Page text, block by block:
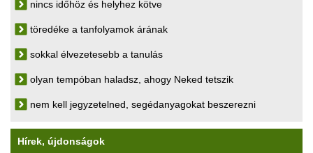
nincs időhöz és helyhez kötve
töredéke a tanfolyamok árának
sokkal élvezetesebb a tanulás
olyan tempóban haladsz, ahogy Neked tetszik
nem kell jegyzetelned, segédanyagokat beszerezni
Hírek, újdonságok